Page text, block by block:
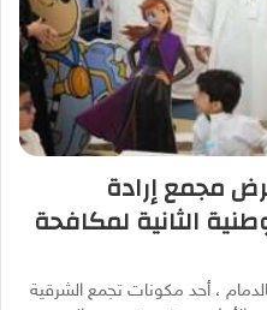
مجمع إرادة
الثانية لمكافحة
، أحد مكونات تجمع الشرقية